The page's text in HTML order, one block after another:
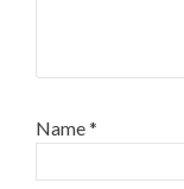
Name*